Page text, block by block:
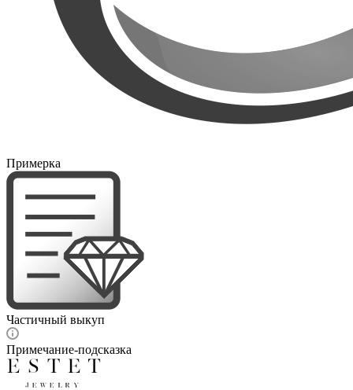
Примерка
Частичный выкуп
Примечание-подсказка